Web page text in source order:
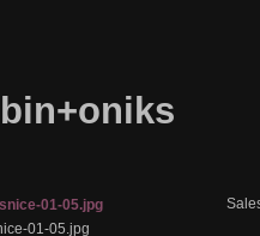
01-05.jpg